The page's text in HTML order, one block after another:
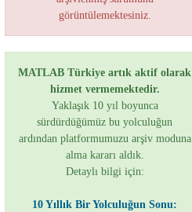
görüntülemektesiniz.
MATLAB Türkiye artık aktif olarak
hizmet vermemektedir.
Yaklaşık 10 yıl boyunca
sürdürdüğümüz bu yolculuğun
ardından platformumuzu arşiv moduna
alma kararı aldık.
Detaylı bilgi için:
10 Yıllık Bir Yolculuğun Sonu: